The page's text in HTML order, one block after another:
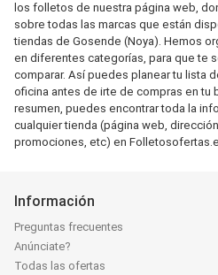
los folletos de nuestra página web,
sobre todas las marcas que están
tiendas de Gosende (Noya). Hemos
en diferentes categorías, para que te
comparar. Así puedes planear tu lista
oficina antes de irte de compras en tu
resumen, puedes encontrar toda la
cualquier tienda (página web,
promociones, etc) en
Información
Preguntas frecuentes
Anúnciate?
Todas las ofertas